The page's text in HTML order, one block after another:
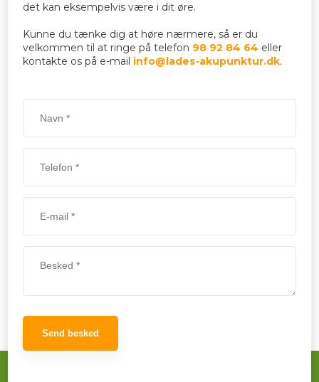
det kan eksempelvis være i dit øre.
Kunne du tænke dig at høre nærmere, så er du
velkommen til at ringe på telefon 98 92 84 64 eller
kontakte os på e-mail info@lades-akupunktur.dk.